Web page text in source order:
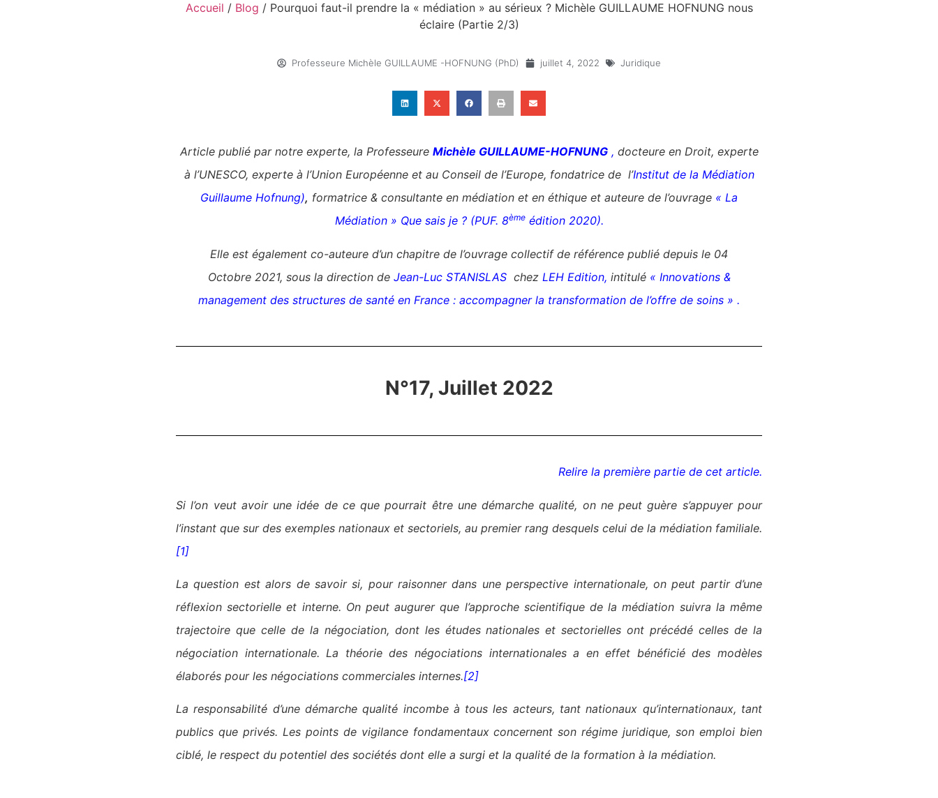
Accueil / Blog / Pourquoi faut-il prendre la « médiation » au sérieux ? Michèle GUILLAUME HOFNUNG nous
éclaire (Partie 2/3)
Professeure Michèle GUILLAUME -HOFNUNG (PhD) juillet 4, 2022 Juridique
Article publié par notre experte, la Professeure Michèle GUILLAUME-HOFNUNG, docteure en Droit, experte
à l’UNESCO, experte à l’Union Européenne et au Conseil de l’Europe, fondatrice de l’Institut de la Médiation
Guillaume Hofnung), formatrice & consultante en médiation et en éthique et auteure de l’ouvrage « La
Médiation » Que sais je ? (PUF. 8èmeédition 2020).
Elle est également co-auteure d’un chapitre de l’ouvrage collectif de référence publié depuis le 04
Octobre 2021, sous la direction de Jean-Luc STANISLAS chez LEH Edition, intitulé « Innovations &
management des structures de santé en France : accompagner la transformation de l’offre de soins » .
N°17, Juillet 2022
Relire la première partie de cet article.
Si l’on veut avoir une idée de ce que pourrait être une démarche qualité, on ne peut guère s’appuyer pour
l’instant que sur des exemples nationaux et sectoriels, au premier rang desquels celui de la médiation familiale.
[1]
La question est alors de savoir si, pour raisonner dans une perspective internationale, on peut partir d’une
réflexion sectorielle et interne. On peut augurer que l’approche scientifique de la médiation suivra la même
trajectoire que celle de la négociation, dont les études nationales et sectorielles ont précédé celles de la
négociation internationale. La théorie des négociations internationales a en effet bénéficié des modèles
élaborés pour les négociations commerciales internes.[2]
La responsabilité d’une démarche qualité incombe à tous les acteurs, tant nationaux qu’internationaux, tant
publics que privés. Les points de vigilance fondamentaux concernent son régime juridique, son emploi bien
ciblé, le respect du potentiel des sociétés dont elle a surgi et la qualité de la formation à la médiation.